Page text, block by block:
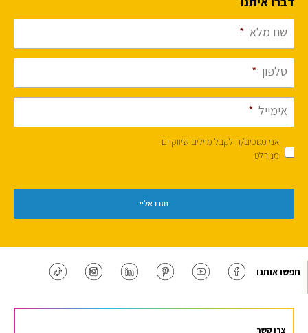
שם מלא *
טלפון *
אימייל *
אני מסכים/ה לקבל מיילים שיווקיים
מנירלט
חפשו אותנו
צרו קשר